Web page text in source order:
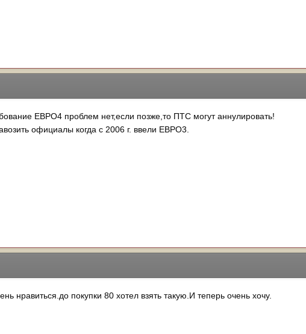
ЕВРО4 проблем нет,если позже,то ПТС могут аннулировать!
официалы когда с 2006 г. ввели ЕВРО3.
нравиться.до покупки 80 хотел взять такую.И теперь очень хочу.